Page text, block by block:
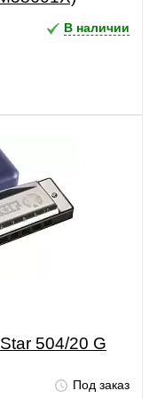
В наличии
504/20 G
Под заказ